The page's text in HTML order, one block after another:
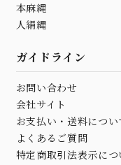
本麻縄
人絹縄
ガイドライン
お問い合わせ
会社サイト
お支払い・送料につい
よくあるご質問
特定商取引法表示につ